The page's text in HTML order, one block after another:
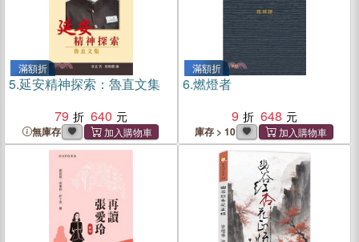
滿額折
5.延安精神探索：魯直文集
79
640
無庫存
滿額折
6.燃燈者
9
648
庫存 > 10